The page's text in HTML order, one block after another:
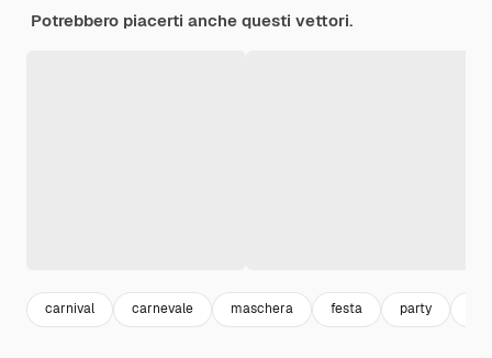
Potrebbero piacerti anche questi vettori.
carnival carnevale maschera festa party